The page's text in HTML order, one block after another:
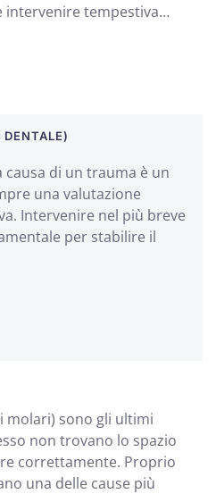
intervenire tempestiva…
di un trauma è un
una valutazione
Intervenire nel più breve
per stabilire il
molari) sono gli ultimi
non trovano lo spazio
correttamente. Proprio
una delle cause più